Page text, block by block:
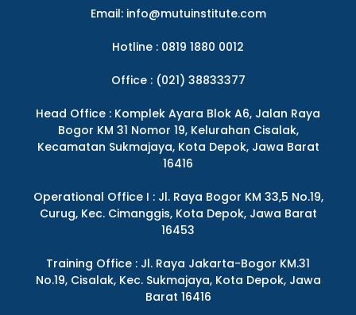
Email: info@mutuinstitute.com
Hotline : 0819 1880 0012
Office : (021) 38833377
Head Office : Komplek Ayara Blok A6, Jalan Raya
Bogor KM 31 Nomor 19, Kelurahan Cisalak,
Kecamatan Sukmajaya, Kota Depok, Jawa Barat
16416
Operational Office I : Jl. Raya Bogor KM 33,5 No.19,
Curug, Kec. Cimanggis, Kota Depok, Jawa Barat
16453
Training Office : Jl. Raya Jakarta-Bogor KM.31
No.19, Cisalak, Kec. Sukmajaya, Kota Depok, Jawa
Barat 16416